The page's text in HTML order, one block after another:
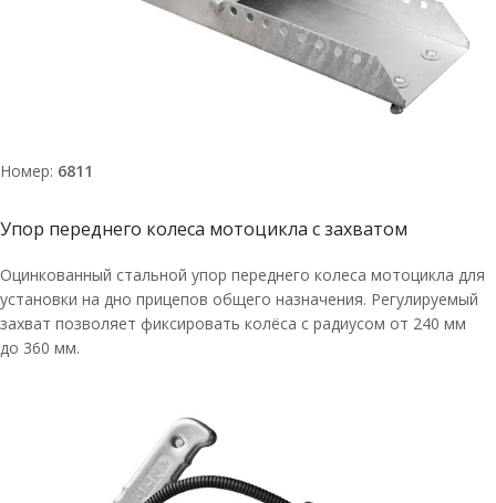
Номер: 6811
Упор переднего колеса мотоцикла с захватом
Оцинкованный стальной упор переднего колеса мотоцикла для
установки на дно прицепов общего назначения. Регулируемый
захват позволяет фиксировать колёса с радиусом от 240 мм
до 360 мм.